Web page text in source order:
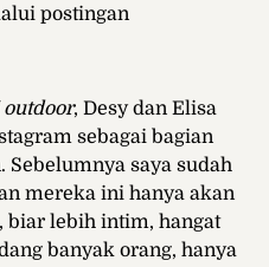
postingan
, Desy dan Elisa
sebagai bagian
saya sudah
mereka ini hanya akan
biar lebih intim, hangat
banyak orang, hanya